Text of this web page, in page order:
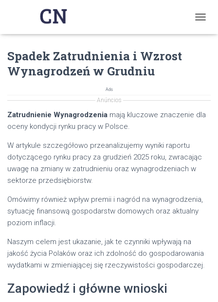
O
G
Spadek Zatrudnienia i Wzrost
Wynagrodzeń w Grudniu
Ads
Anúncios
Zatrudnienie Wynagrodzenia mają kluczowe znaczenie dla
oceny kondycji rynku pracy w Polsce.
W artykule szczegółowo przeanalizujemy wyniki raportu
dotyczącego rynku pracy za grudzień 2025 roku, zwracając
uwagę na zmiany w zatrudnieniu oraz wynagrodzeniach w
sektorze przedsiębiorstw.
Omówimy również wpływ premii i nagród na wynagrodzenia,
sytuację finansową gospodarstw domowych oraz aktualny
poziom inflacji.
Naszym celem jest ukazanie, jak te czynniki wpływają na
jakość życia Polaków oraz ich zdolność do gospodarowania
wydatkami w zmieniającej się rzeczywistości gospodarczej.
Zapowiedź i główne wnioski